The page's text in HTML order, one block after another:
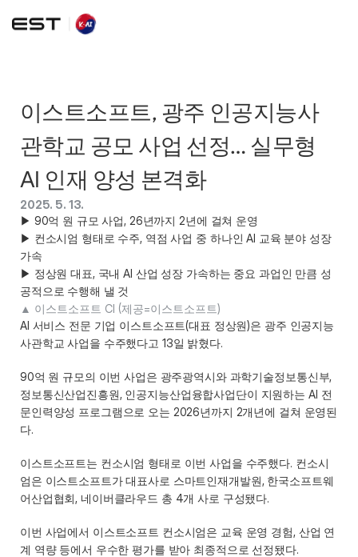
이스트소프트, 광주 인공지능사
관학교 공모 사업 선정… 실무형
AI 인재 양성 본격화
2025. 5. 13.
▶ 90억 원 규모 사업, 26년까지 2년에 걸쳐 운영
▶ 컨소시엄 형태로 수주, 역점 사업 중 하나인 AI 교육 분야 성장
가속
▶ 정상원 대표, 국내 AI 산업 성장 가속하는 중요 과업인 만큼 성
공적으로 수행해 낼 것
▲ 이스트소프트 CI (제공=이스트소프트)
AI 서비스 전문 기업 이스트소프트(대표 정상원)은 광주 인공지능
사관학교 사업을 수주했다고 13일 밝혔다.
90억 원 규모의 이번 사업은 광주광역시와 과학기술정보통신부,
정보통신산업진흥원, 인공지능산업융합사업단이 지원하는 AI 전
문인력양성 프로그램으로 오는 2026년까지 2개년에 걸쳐 운영된
다.
이스트소프트는 컨소시엄 형태로 이번 사업을 수주했다. 컨소시
엄은 이스트소프트가 대표사로 스마트인재개발원, 한국소프트웨
어산업협회, 네이버클라우드 총 4개 사로 구성됐다.
이번 사업에서 이스트소프트 컨소시엄은 교육 운영 경험, 산업 연
계 역량 등에서 우수한 평가를 받아 최종적으로 선정됐다.